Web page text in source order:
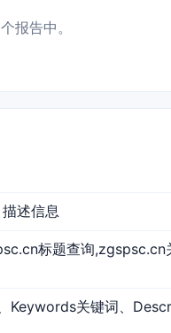
报告中。
述信息
标题查询
关键词、